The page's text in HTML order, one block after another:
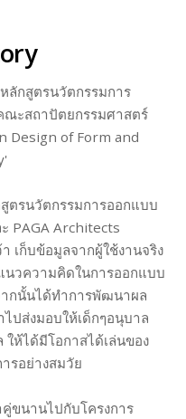
ลักสูตรนวัตกรรมการ
ะสถาปัตยกรรมศาสตร์
Design of Form and
ตรนวัตกรรมการออกแบบ
PAGA Architects
เก็บข้อมูลจากผู้ใช้งานจริง
นวความคิดในการออกแบบ
กนั้นได้ทำการพัฒนาผล
ปส่งมอบให้เด็กๆอนุบาล
ให้ได้มีโอกาสได้เล่นของ
รอย่างสมวัย
ขนานไปกับโครงการ